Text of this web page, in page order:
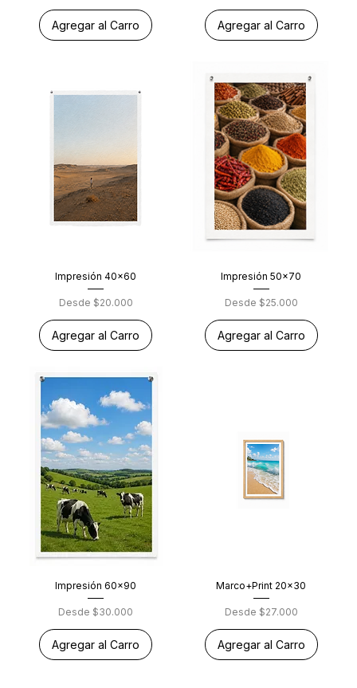
Agregar al Carro Agregar al Carro
Impresión 40x60
Desde $20.000
Precio de oferta
Agregar al Carro
Impresión 50x70
Desde $25.000
Precio de oferta
Agregar al Carro
Impresión 60x90
Desde $30.000
Precio de oferta
Agregar al Carro
Marco+Print 20x30
Desde $27.000
Precio de oferta
Agregar al Carro